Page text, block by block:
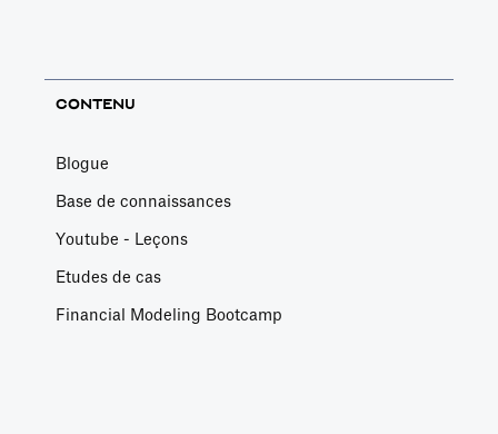
CONTENU
Blogue
Base de connaissances
Youtube - Leçons
Etudes de cas
Financial Modeling Bootcamp